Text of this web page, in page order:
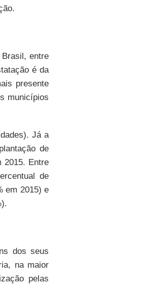
entre
é da
presente
municípios
Já a
de
2015. Entre
de
em 2015) e
dos seus
na maior
pelas